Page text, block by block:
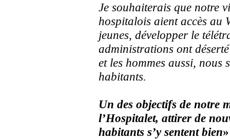
Je souhaiterais que notre
hospitalois aient accès au
jeunes, développer le
administrations ont
et les hommes aussi, nous
habitants.
Un des objectifs de notre
l’Hospitalet, attirer de
habitants s’y sentent bien»